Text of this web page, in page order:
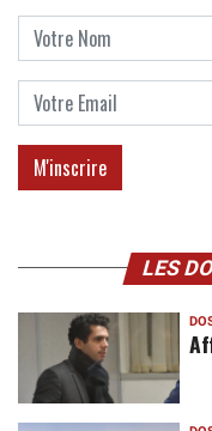
LES